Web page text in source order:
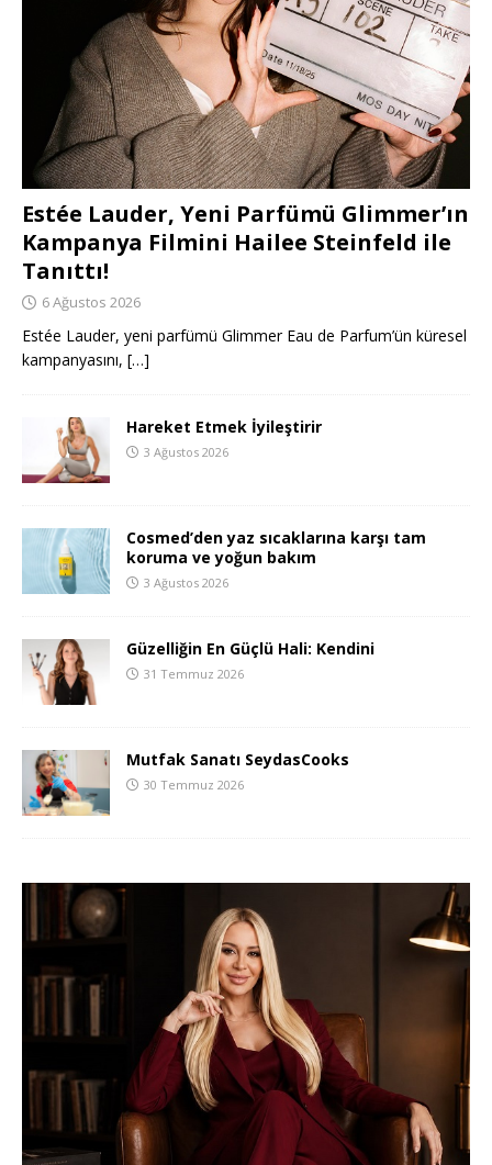
Estée Lauder, Yeni Parfümü Glimmer’ın
Kampanya Filmini Hailee Steinfeld ile
Tanıttı!
6 Ağustos 2026
Estée Lauder, yeni parfümü Glimmer Eau de Parfum’ün küresel
kampanyasını, […]
Hareket Etmek İyileştirir
3 Ağustos 2026
Cosmed’den yaz sıcaklarına karşı tam
koruma ve yoğun bakım
3 Ağustos 2026
Güzelliğin En Güçlü Hali: Kendini
31 Temmuz 2026
Mutfak Sanatı SeydasCooks
30 Temmuz 2026